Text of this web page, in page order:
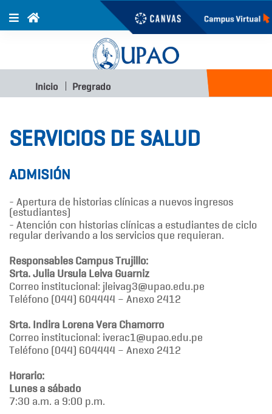
Inicio Pregrado
SERVICIOS DE SALUD
ADMISIÓN
- Apertura de historias clínicas a nuevos ingresos
(estudiantes)
- Atención con historias clínicas a estudiantes de ciclo
regular derivando a los servicios que requieran.
Responsables Campus Trujillo:
Srta. Julia Ursula Leiva Guarniz
Correo institucional: jleivag3@upao.edu.pe
Teléfono (044) 604444 – Anexo 2412
Srta. Indira Lorena Vera Chamorro
Correo institucional: iverac1@upao.edu.pe
Teléfono (044) 604444 – Anexo 2412
Horario:
Lunes a sábado
7:30 a.m. a 9:00 p.m.